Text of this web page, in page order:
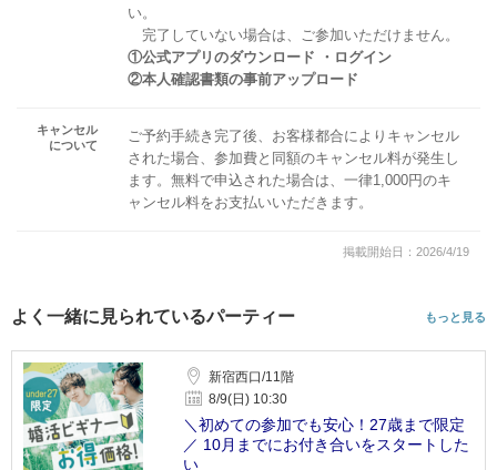
い。
完了していない場合は、ご参加いただけません。
①公式アプリのダウンロード ・ログイン
②本人確認書類の事前アップロード
キャンセル
について
ご予約手続き完了後、お客様都合によりキャンセル
された場合、参加費と同額のキャンセル料が発生し
ます。無料で申込された場合は、一律1,000円のキ
ャンセル料をお支払いいただきます。
掲載開始日：2026/4/19
よく一緒に見られているパーティー もっと見る
新宿西口/11階
8/9(日) 10:30
＼初めての参加でも安心！27歳まで限定
／ 10月までにお付き合いをスタートした
い